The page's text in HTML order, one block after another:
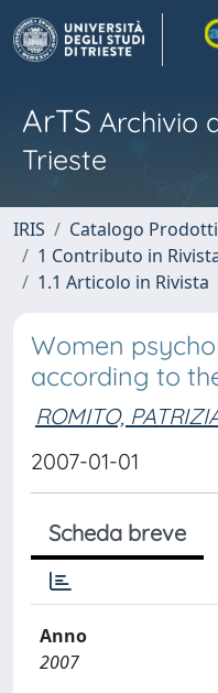
ArTS Archivio
Trieste
IRIS
Catalogo
1 Contributo in
1.1 Articolo in Rivista
Women
according to
ROMITO,
2007-01-01
Scheda breve
Anno
2007